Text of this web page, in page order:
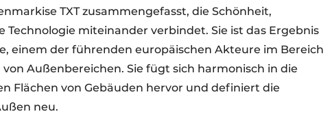
TXT zusammengefasst, die Schönheit,
miteinander verbindet. Sie ist das Ergebnis
einem der führenden europäischen Akteure im Bereich
Außenbereichen. Sie fügt sich harmonisch in die
Flächen von Gebäuden hervor und definiert die
neu.